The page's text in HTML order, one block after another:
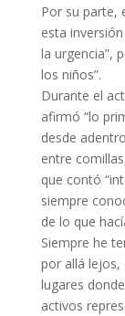
Por su parte,
esta
la urgencia”,
los niños”.
Durante el
afirmó “lo
desde
entre
que contó
siempre
de lo que
Siempre he
por allá lejos,
lugares
activos